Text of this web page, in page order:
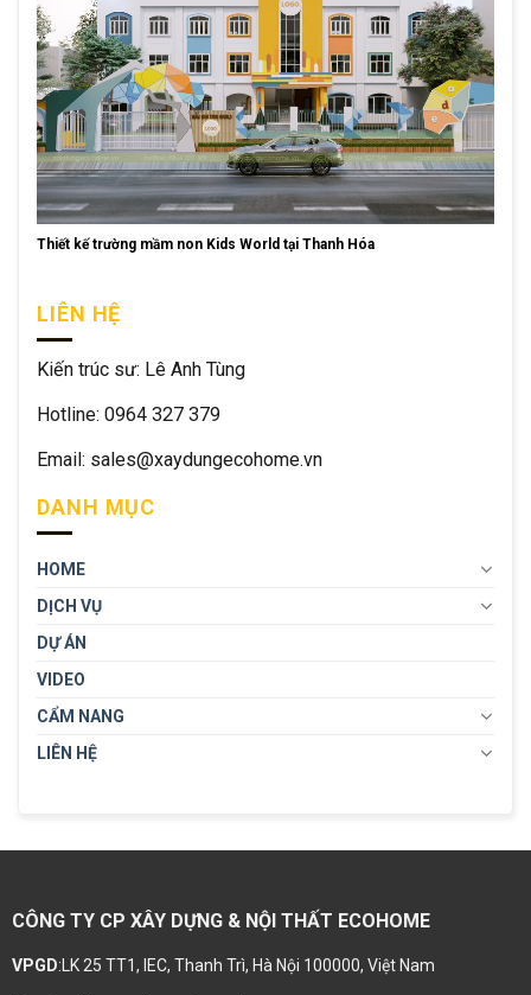
Thiết kế trường mầm non Kids World tại Thanh Hóa
LIÊN HỆ
Kiến trúc sư: Lê Anh Tùng
Hotline: 0964 327 379
Email: sales@xaydungecohome.vn
DANH MỤC
HOME
DỊCH VỤ
DỰ ÁN
VIDEO
CẨM NANG
LIÊN HỆ
CÔNG TY CP XÂY DỰNG & NỘI THẤT ECOHOME
VPGD:LK 25 TT1, IEC, Thanh Trì, Hà Nội 100000, Việt Nam